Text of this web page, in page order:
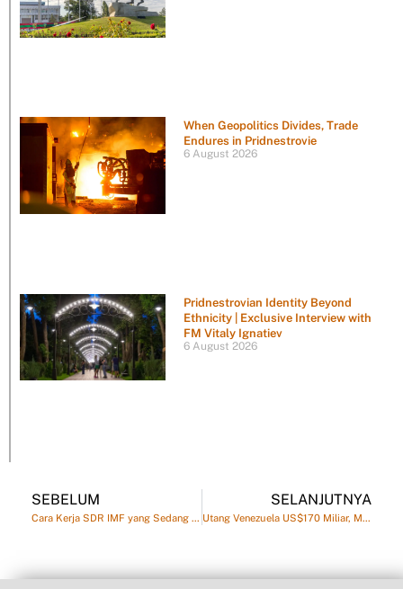
When Geopolitics Divides, Trade
Endures in Pridnestrovie
6 August 2026
Pridnestrovian Identity Beyond
Ethnicity | Exclusive Interview with
FM Vitaly Ignatiev
6 August 2026
SEBELUM
Cara Kerja SDR IMF yang Sedang Diburu Venezuela
SELANJUTNYA
Utang Venezuela US$170 Miliar, Mengapa SDR Hanya US$5 Miliar?